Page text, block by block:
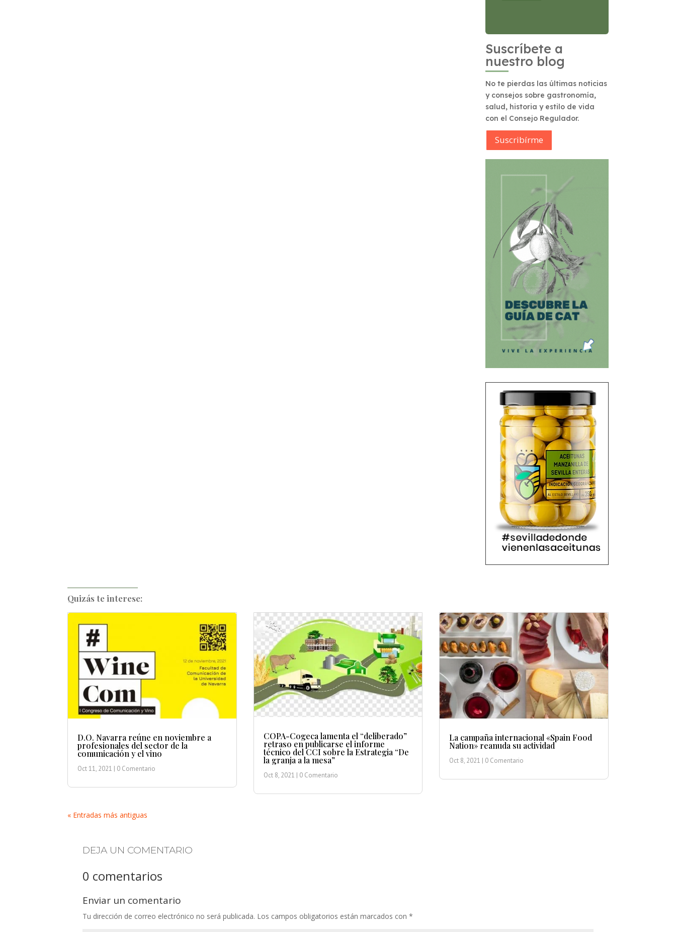
Suscríbete a
nuestro blog
No te pierdas las últimas noticias
y consejos sobre gastronomía,
salud, historia y estilo de vida
con el Consejo Regulador.
Suscribírme
Quizás te interese:
D.O. Navarra reúne en noviembre a
profesionales del sector de la
comunicación y el vino
Oct 11, 2021 | 0 Comentario
COPA-Cogeca lamenta el “deliberado”
retraso en publicarse el informe
técnico del CCI sobre la Estrategia “De
la granja a la mesa”
Oct 8, 2021 | 0 Comentario
La campaña internacional «Spain Food
Nation» reanuda su actividad
Oct 8, 2021 | 0 Comentario
« Entradas más antiguas
DEJA UN COMENTARIO
0 comentarios
Enviar un comentario
Tu dirección de correo electrónico no será publicada. Los campos obligatorios están marcados con*